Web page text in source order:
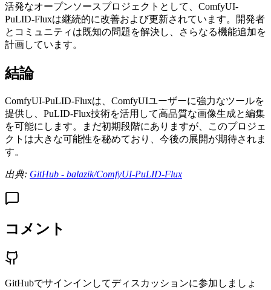
活発なオープンソースプロジェクトとして、ComfyUI-
PuLID-Fluxは継続的に改善および更新されています。開発者
とコミュニティは既知の問題を解決し、さらなる機能追加を
計画しています。
結論
ComfyUI-PuLID-Fluxは、ComfyUIユーザーに強力なツールを
提供し、PuLID-Flux技術を活用して高品質な画像生成と編集
を可能にします。まだ初期段階にありますが、このプロジェ
クトは大きな可能性を秘めており、今後の展開が期待されま
す。
出典: GitHub - balazik/ComfyUI-PuLID-Flux
コメント
GitHubでサインインしてディスカッションに参加しましょ